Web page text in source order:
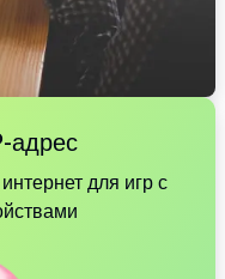
адрес
для игр с